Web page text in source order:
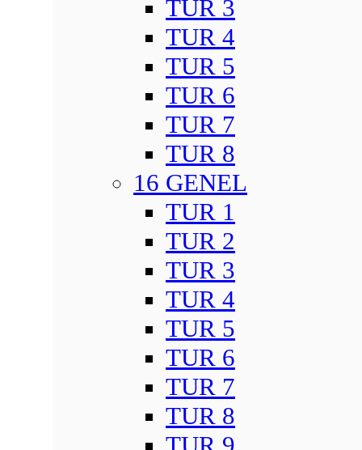
TUR 3
TUR 4
TUR 5
TUR 6
TUR 7
TUR 8
16 GENEL
TUR 1
TUR 2
TUR 3
TUR 4
TUR 5
TUR 6
TUR 7
TUR 8